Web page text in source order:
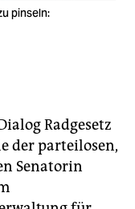
pinseln:
Radgesetz
der parteilosen,
Senatorin